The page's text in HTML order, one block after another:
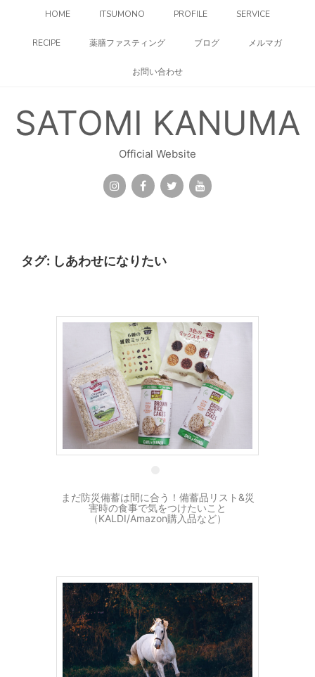
HOME ITSUMONO PROFILE SERVICE
RECIPE 薬膳ファスティング ブログ メルマガ
お問い合わせ
SATOMI KANUMA
Official Website
タグ: しあわせになりたい
11 10月
まだ防災備蓄は間に合う！備蓄品リスト&災
害時の食事で気をつけたいこと
（KALDI/Amazon購入品など）